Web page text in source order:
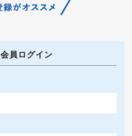
会員ログイン